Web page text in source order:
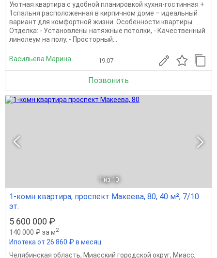
Уютная квартира с удобной планировкой кухня-гостинная +
1спальня расположенная в кирпичном доме – идеальный
вариант для комфортной жизни. Особенности квартиры:
Отделка: - Установлены натяжные потолки, - Качественный
линолеум на полу. - Просторный...
Васильева Марина 19.07
Позвонить
1 из 10
1-комн квартира, проспект Макеева, 80, 40 м², 7/10
эт.
5 600 000 ₽
140 000 ₽ за м2
Ипотека от 26 860 ₽ в месяц
Челябинская область, Миасский городской округ, Миасс,